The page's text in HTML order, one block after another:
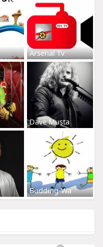
Arsenal Tv
Dave Musta
Budding-Wa